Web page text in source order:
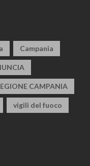
Campania
CAMPANIA
vigili del fuoco